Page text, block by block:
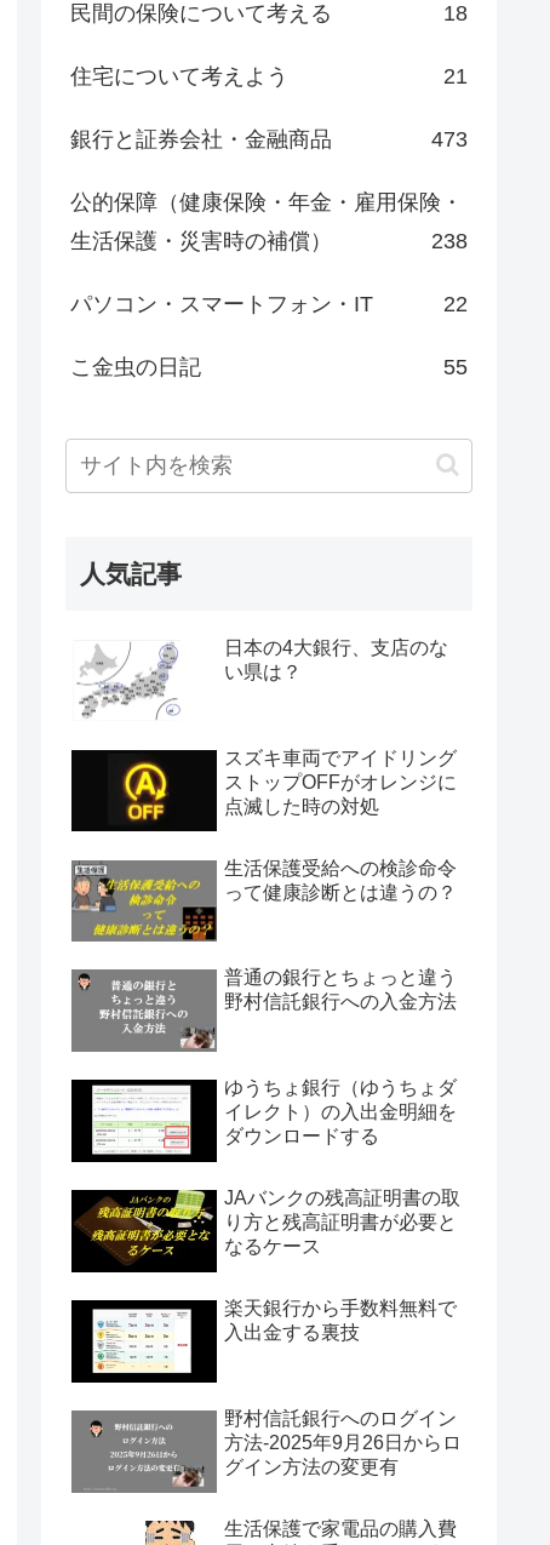
民間の保険について考える 18
住宅について考えよう 21
銀行と証券会社・金融商品 473
公的保障（健康保険・年金・雇用保険・
生活保護・災害時の補償）
238
パソコン・スマートフォン・IT 22
こ金虫の日記 55
人気記事
日本の4大銀行、支店のな
い県は？
スズキ車両でアイドリング
ストップOFFがオレンジに
点滅した時の対処
生活保護受給への検診命令
って健康診断とは違うの？
普通の銀行とちょっと違う
野村信託銀行への入金方法
ゆうちょ銀行（ゆうちょダ
イレクト）の入出金明細を
ダウンロードする
JAバンクの残高証明書の取
り方と残高証明書が必要と
なるケース
楽天銀行から手数料無料で
入出金する裏技
野村信託銀行へのログイン
方法-2025年9月26日からロ
グイン方法の変更有
生活保護で家電品の購入費